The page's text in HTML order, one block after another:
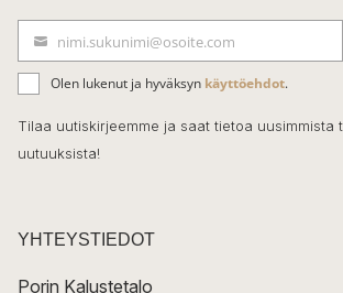
e
b
o
o
k
ä
h
k
t
nimi.sukunimi@osoite.com
Olen lukenut ja hyväksyn käyttöehdot.
Tilaa uutiskirjeemme ja saat tietoa uusimmista
uutuuksista!
YHTEYSTIEDOT
Porin Kalustetalo